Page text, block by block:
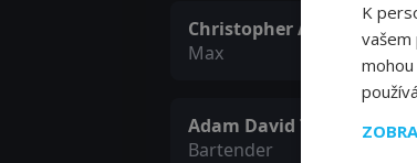
Christopher Abbott
Max
Adam David Thompson
Bartender
K
vašem